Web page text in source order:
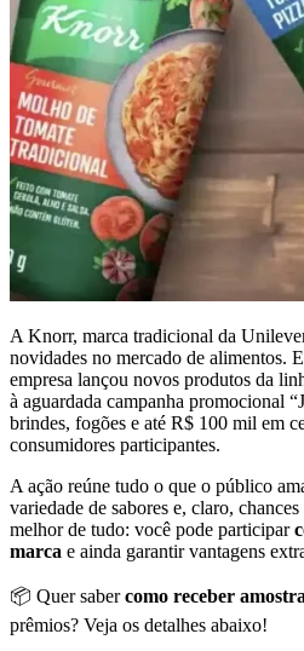
A Knorr, marca tradicional da
novidades no mercado de alimentos.
empresa lançou novos produtos da
à aguardada campanha promocional
brindes, fogões e até R$ 100 mil em
consumidores participantes.
A ação reúne tudo o que o público
variedade de sabores e, claro,
melhor de tudo: você pode participar
marca e ainda garantir vantagens
📦 Quer sabercomo receber
prêmios? Veja os detalhes abaixo!